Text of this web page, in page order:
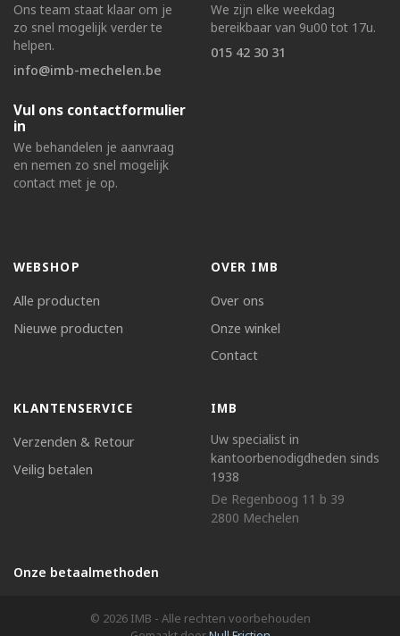
Ons team staat klaar om je
zo snel mogelijk verder te
helpen.
info@imb-mechelen.be
We zijn elke weekdag
bereikbaar van 9u00 tot 17u.
015 42 30 31
Vul ons contactformulier
in
We behandelen je aanvraag
en nemen zo snel mogelijk
contact met je op.
WEBSHOP
Alle producten
Nieuwe producten
OVER IMB
Over ons
Onze winkel
Contact
KLANTENSERVICE
Verzenden & Retour
Veilig betalen
IMB
Uw specialist in
kantoorbenodigdheden sinds
1938
De Regenboog 11 b 39
2800 Mechelen
Onze betaalmethoden
© 2026 IMB - Alle rechten voorbehouden